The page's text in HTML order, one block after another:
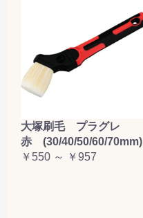
大塚刷毛 プラグレ
赤 (30/40/50/60/70mm)
￥550 ～ ￥957